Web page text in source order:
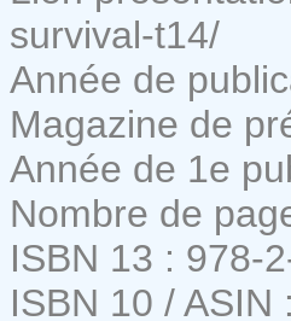
survival-t14/
Année de
Magazine de
Année de 1e
Nombre de
ISBN 13 : 978-
ISBN 10 / ASIN